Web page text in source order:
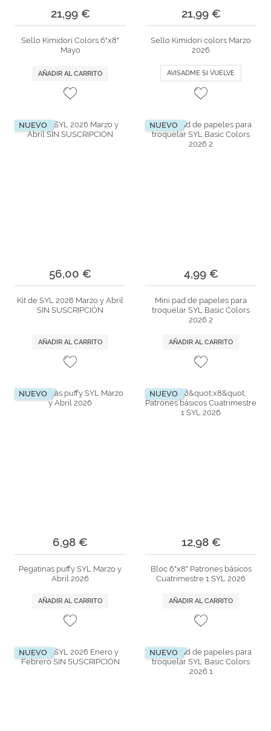
21,99 €
Sello Kimidori Colors 6"x8"
Mayo
AÑADIR AL CARRITO
21,99 €
Sello Kimidori colors Marzo
2026
AVISADME SI VUELVE
NUEVO
56,00 €
Kit de SYL 2026 Marzo y Abril
SIN SUSCRIPCIÓN
AÑADIR AL CARRITO
NUEVO
4,99 €
Mini pad de papeles para
troquelar SYL Basic Colors
2026 2
AÑADIR AL CARRITO
NUEVO
6,98 €
Pegatinas puffy SYL Marzo y
Abril 2026
AÑADIR AL CARRITO
NUEVO
12,98 €
Bloc 6"x8" Patrones básicos
Cuatrimestre 1 SYL 2026
AÑADIR AL CARRITO
NUEVO NUEVO